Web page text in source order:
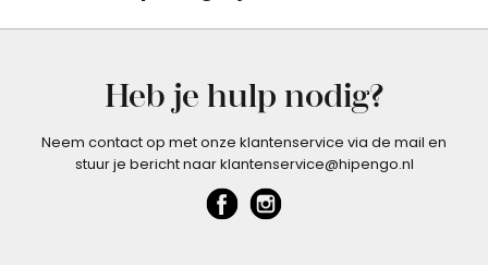
Heb je hulp nodig?
Neem contact op met onze klantenservice via de mail en
stuur je bericht naar klantenservice@hipengo.nl